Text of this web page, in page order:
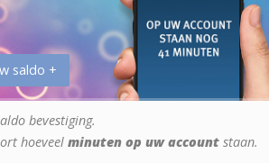
saldo +
bevestiging.
hoeveel minuten op uw account staan.